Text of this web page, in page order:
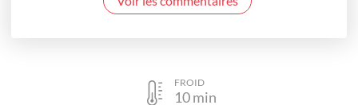
FROID
10min